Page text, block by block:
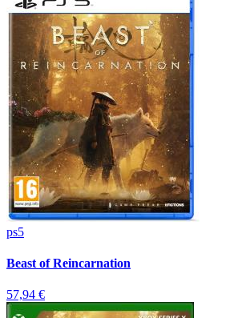
ps5
Beast of Reincarnation
57,94 €